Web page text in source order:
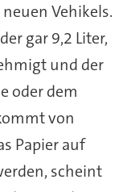
Vehikels.
gar 9,2 Liter,
und der
oder dem
von
Papier auf
scheint